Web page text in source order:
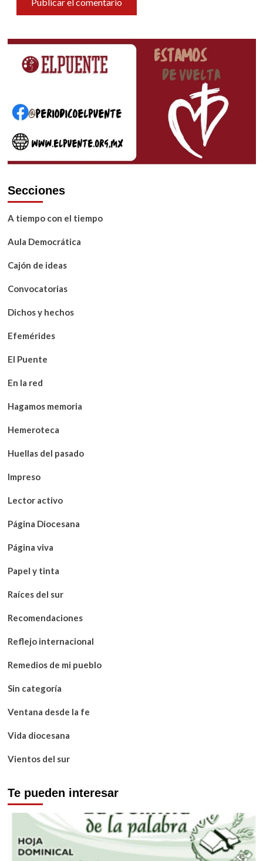
Secciones
A tiempo con el tiempo
Aula Democrática
Cajón de ideas
Convocatorias
Dichos y hechos
Efemérides
El Puente
En la red
Hagamos memoria
Hemeroteca
Huellas del pasado
Impreso
Lector activo
Página Diocesana
Página viva
Papel y tinta
Raíces del sur
Recomendaciones
Reflejo internacional
Remedios de mi pueblo
Sin categoría
Ventana desde la fe
Vida diocesana
Vientos del sur
Te pueden interesar